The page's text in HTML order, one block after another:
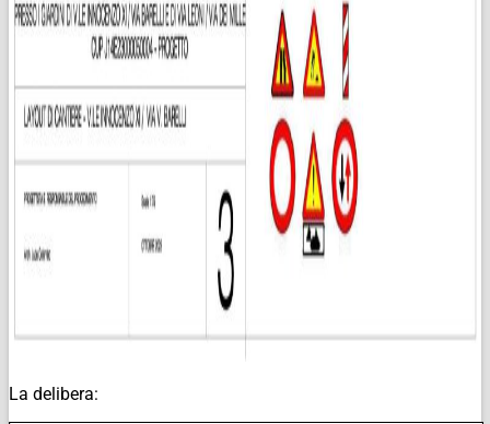
La delibera: